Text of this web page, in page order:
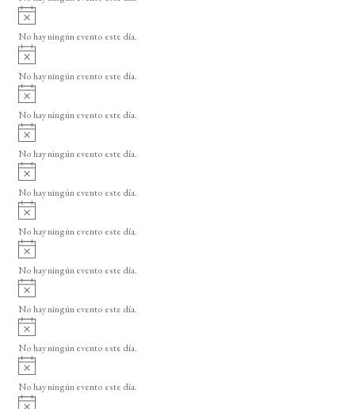
i
o
A
v
i
o
No hay ningún evento este día.
A
v
i
o
No hay ningún evento este día.
A
v
i
o
No hay ningún evento este día.
A
v
i
o
No hay ningún evento este día.
A
v
i
o
No hay ningún evento este día.
A
v
i
o
No hay ningún evento este día.
A
v
i
o
No hay ningún evento este día.
A
v
i
o
No hay ningún evento este día.
A
v
i
o
No hay ningún evento este día.
A
v
i
No hay ningún evento este día.
A